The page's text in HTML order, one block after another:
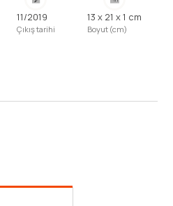
11/2019
Çıkış tarihi
13 x 21 x 1 cm
Boyut (cm)